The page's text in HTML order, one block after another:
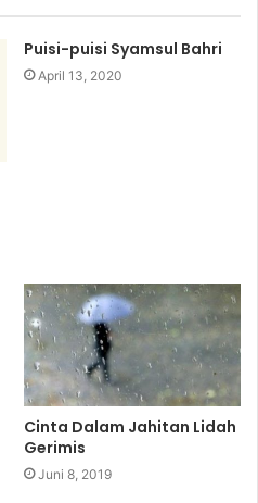
Puisi-puisi Syamsul Bahri
April 13, 2020
Cinta Dalam Jahitan Lidah
Gerimis
Juni 8, 2019